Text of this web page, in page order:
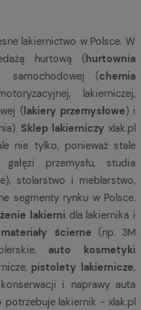
lakiernictwo w Polsce. W
hurtową ( hurtownia
samochodowej (chemia
lakierniczej,
( lakiery przemysłowe) i
Sklep lakierniczy xlak.pl
nie tylko, ponieważ stale
przemysłu, studia
stolarstwo i meblarstwo,
segmenty rynku w Polsce.
lakierni dla lakiernika i
materiały ścierne (np. 3M
auto kosmetyki
pistolety lakiernicze,
i naprawy auta
potrzebuje lakiernik - xlak.pl